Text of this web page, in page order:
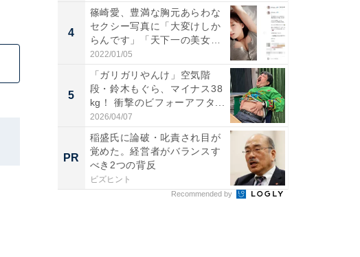
4
篠崎愛、豊満な胸元あらわな
セクシー写真に「大変けしか
らんです」「天下一の美女で
す...
2022/01/05
5
「ガリガリやんけ」空気階
段・鈴木もぐら、マイナス38
kg！ 衝撃のビフォーアフタ...
2026/04/07
PR
稲盛氏に論破・叱責され目が
覚めた。経営者がバランスす
べき2つの背反
ビズヒント
Recommended by